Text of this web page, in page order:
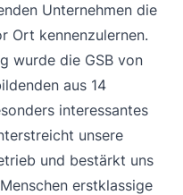
Unternehmen die
Ort kennenzulernen.
wurde die GSB von
aus 14
interessantes
unsere
und bestärkt uns
erstklassige